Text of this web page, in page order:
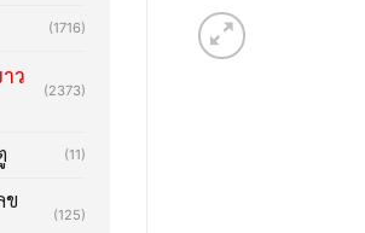
(1716)
ว
(2373)
(11)
ข
(125)